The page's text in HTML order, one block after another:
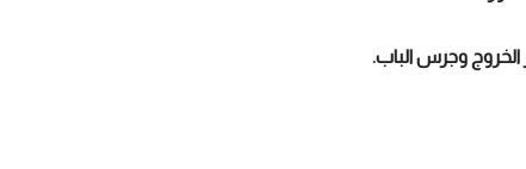
وجرس الباب.